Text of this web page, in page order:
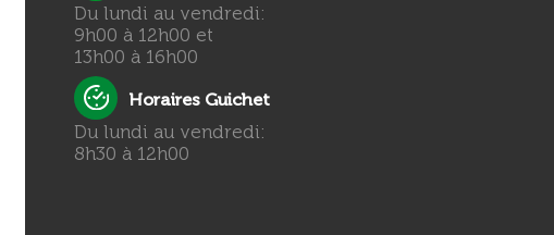
Du lundi au vendredi:
9h00 à 12h00 et
13h00 à 16h00
Horaires Guichet
Du lundi au vendredi:
8h30 à 12h00